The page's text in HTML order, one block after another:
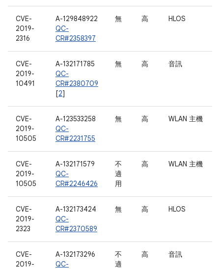
CVE-
2019-
2316
A-129848922
QC-
CR#2358397
無 高 HLOS
CVE-
2019-
10491
A-132171785
QC-
CR#2380709
[2]
無 高 音訊
CVE-
2019-
10505
A-123533258
QC-
CR#2231755
無 高 WLAN 主機
CVE-
2019-
10505
A-132171579
QC-
CR#2246426
不
適
用
高 WLAN 主機
CVE-
2019-
2323
A-132173424
QC-
CR#2370589
無 高 HLOS
CVE-
2019-
A-132173296
QC-
不
適
高 音訊